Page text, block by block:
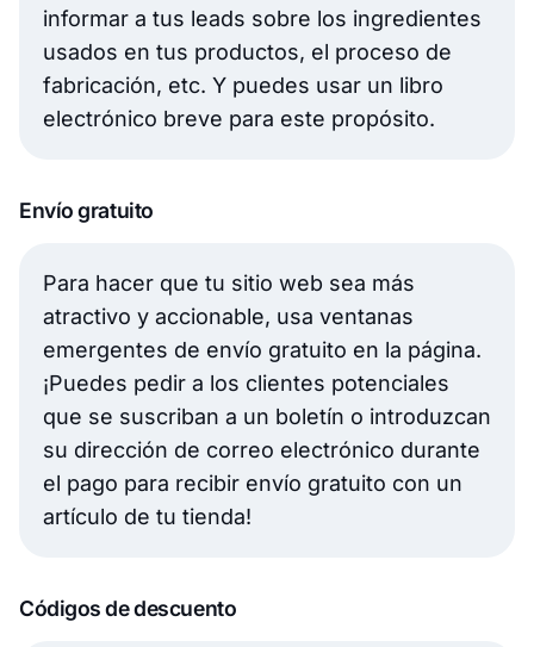
informar a tus leads sobre los ingredientes
usados en tus productos, el proceso de
fabricación, etc. Y puedes usar un libro
electrónico breve para este propósito.
Envío gratuito
Para hacer que tu sitio web sea más
atractivo y accionable, usa ventanas
emergentes de envío gratuito en la página.
¡Puedes pedir a los clientes potenciales
que se suscriban a un boletín o introduzcan
su dirección de correo electrónico durante
el pago para recibir envío gratuito con un
artículo de tu tienda!
Códigos de descuento